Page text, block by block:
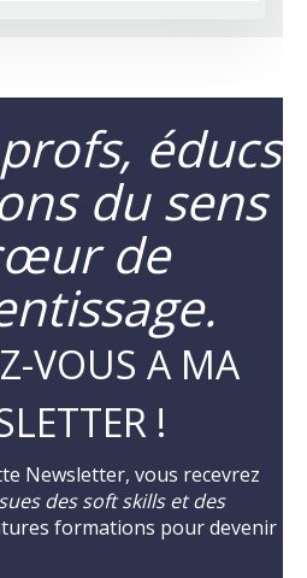
éducs
du sens
de
VOUS A MA
!
Newsletter, vous recevrez
des soft skills et des
formations pour devenir